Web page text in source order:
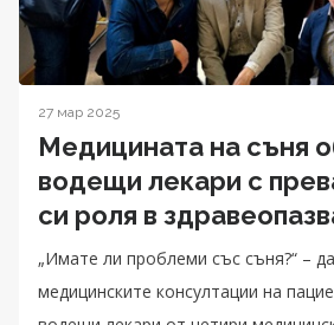
27 мар 2025
Медицината на съня
водещи лекари с
си роля в
„Имате ли проблеми със съня?“ –
медицинските консултации на